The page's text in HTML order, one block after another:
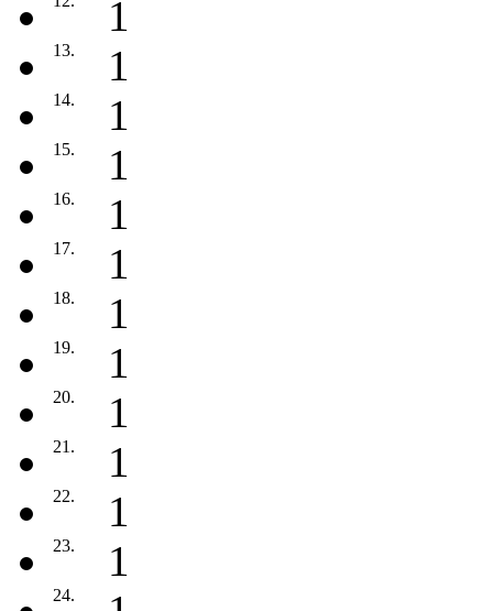
1
13. 1
14. 1
15. 1
16. 1
17. 1
18. 1
19. 1
20. 1
21. 1
22. 1
23. 1
24.